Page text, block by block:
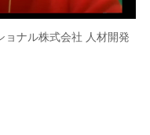
ョナル株式会社 人材開発